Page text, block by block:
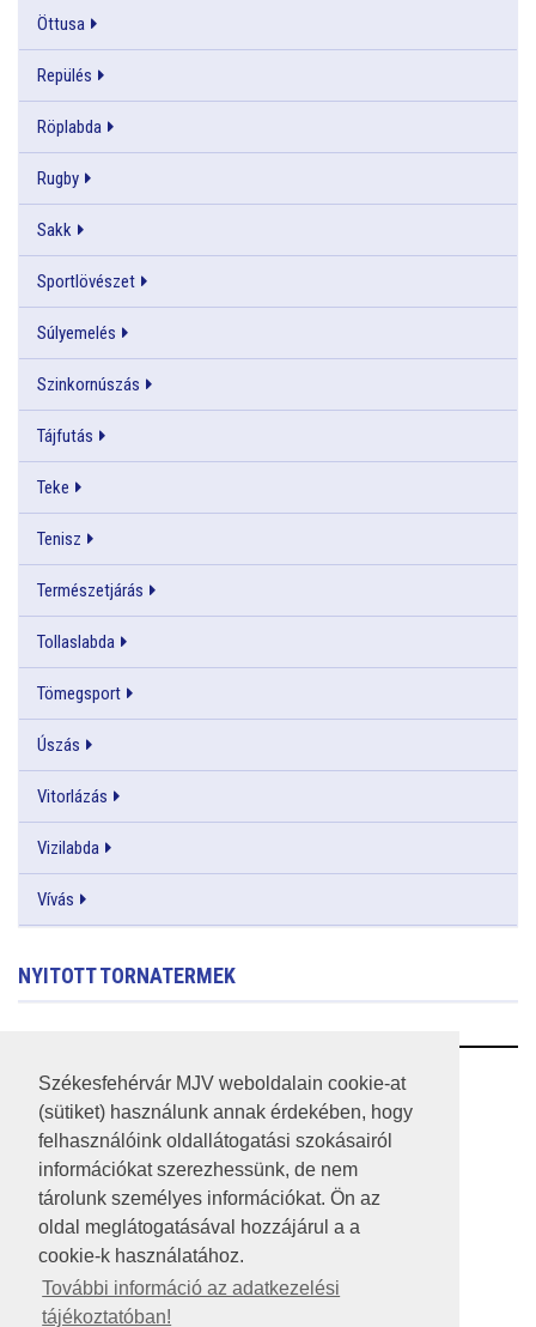
Székesfehérvár MJV weboldalain cookie-at
(sütiket) használunk annak érdekében, hogy
felhasználóink oldallátogatási szokásairól
információkat szerezhessünk, de nem
tárolunk személyes információkat. Ön az
oldal meglátogatásával hozzájárul a a
cookie-k használatához.
További információ az adatkezelési
tájékoztatóban!
Öttusa
Repülés
Röplabda
Rugby
Sakk
Sportlövészet
Súlyemelés
Szinkornúszás
Tájfutás
Teke
Tenisz
Természetjárás
Tollaslabda
Tömegsport
Úszás
Vitorlázás
Vizilabda
Vívás
NYITOTT TORNATERMEK
RSS
A HONLAP 2017.03.31-I ÁLLAPOTA
JOGI NYILATKOZAT
IMPRESSZUM
KÖZÉRDEKŰ ADATOK